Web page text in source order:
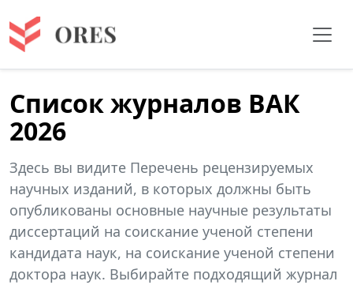
Список журналов ВАК
2026
Здесь вы видите Перечень рецензируемых
научных изданий, в которых должны быть
опубликованы основные научные результаты
диссертаций на соискание ученой степени
кандидата наук, на соискание ученой степени
доктора наук. Выбирайте подходящий журнал